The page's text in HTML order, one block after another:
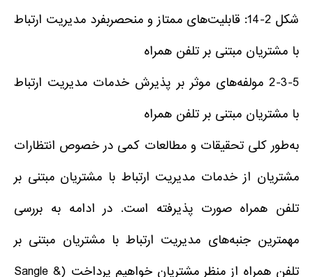
شکل 2-14: قابلیت‌های ممتاز و منحصربفرد مدیریت ارتباط
با مشتریان مبتنی بر تلفن همراه
2-3-5 مولفه‌های موثر بر پذیرش خدمات مدیریت ارتباط
با مشتریان مبتنی بر تلفن همراه
به‌طور کلی تحقیقات و مطالعات کمی در خصوص انتظارات
مشتریان از خدمات مدیریت ارتباط با مشتریان مبتنی بر
تلفن همراه صورت پذیرفته است. در ادامه به بررسی
مهمترین جنبه‌های مدیریت ارتباط با مشتریان مبتنی بر
تلفن همراه از منظر مشتریان خواهیم پرداخت (Sangle &